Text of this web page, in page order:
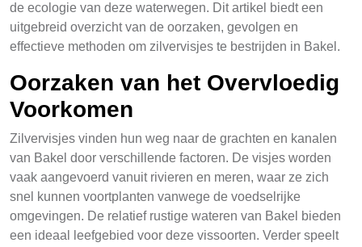
de ecologie van deze waterwegen. Dit artikel biedt een
uitgebreid overzicht van de oorzaken, gevolgen en
effectieve methoden om zilvervisjes te bestrijden in Bakel.
Oorzaken van het Overvloedig
Voorkomen
Zilvervisjes vinden hun weg naar de grachten en kanalen
van Bakel door verschillende factoren. De visjes worden
vaak aangevoerd vanuit rivieren en meren, waar ze zich
snel kunnen voortplanten vanwege de voedselrijke
omgevingen. De relatief rustige wateren van Bakel bieden
een ideaal leefgebied voor deze vissoorten. Verder speelt